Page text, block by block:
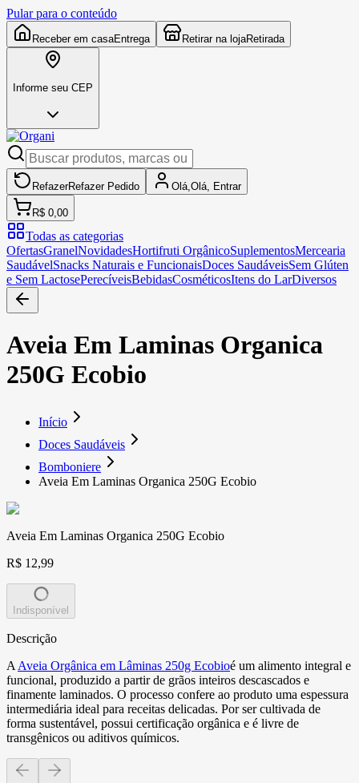
Pular para o conteúdo
Receber em casaEntrega Retirar na lojaRetirada
Informe seu CEP
RefazerRefazer Pedido Olá, Olá, Entrar
R$ 0,00
Todas as categorias
OfertasGranelNovidadesHortifruti OrgânicoSuplementosMercearia
SaudávelSnacks Naturais e FuncionaisDoces SaudáveisSem Glúten
e Sem LactosePerecíveisBebidasCosméticosItens do LarDiversos
Aveia Em Laminas Organica
250G Ecobio
Início
Doces Saudáveis
Bomboniere
Aveia Em Laminas Organica 250G Ecobio
Aveia Em Laminas Organica 250G Ecobio
R$ 12,99
Indisponível
Descrição
A Aveia Orgânica em Lâminas 250g Ecobioé um alimento integral e
funcional, produzido a partir de grãos inteiros descascados e
finamente laminados. O processo confere ao produto uma espessura
intermediária ideal para receitas delicadas. Por ser cultivada de
forma sustentável, possui certificação orgânica e é livre de
transgênicos ou aditivos químicos.